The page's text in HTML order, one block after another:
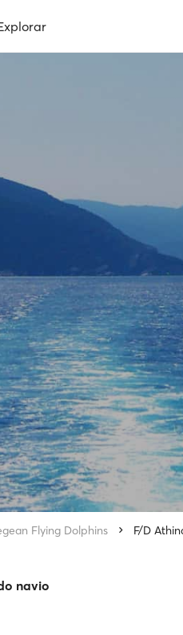
Flying Dolphins F/D
navio